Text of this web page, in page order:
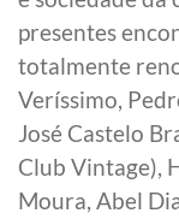
presentes
totalmente
Veríssimo,
José Castelo
Club Vintage),
Moura, Abel